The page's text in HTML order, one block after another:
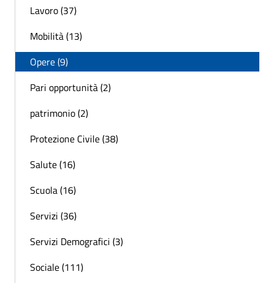
Lavoro (37)
Mobilità (13)
Opere (9)
Pari opportunità (2)
patrimonio (2)
Protezione Civile (38)
Salute (16)
Scuola (16)
Servizi (36)
Servizi Demografici (3)
Sociale (111)